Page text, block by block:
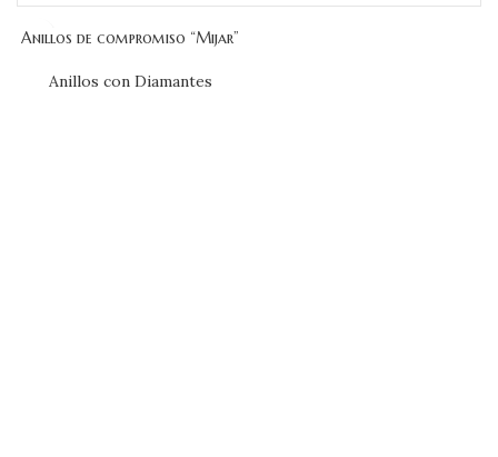
Anillos de compromiso “Mijar”
Anillos con Diamantes